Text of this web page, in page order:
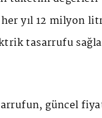
yıl 12 milyon
tasarrufu
güncel